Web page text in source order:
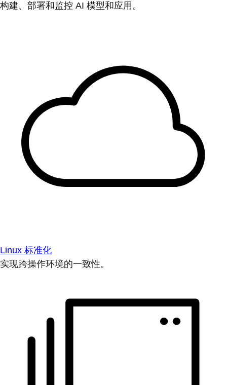
构建、部署和监控 AI 模型和应用。
Linux 标准化
实现跨操作环境的一致性。